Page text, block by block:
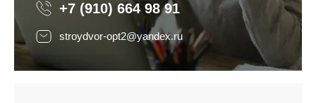
+7 (910) 664 98 91
stroydvor-opt2@yandex.ru